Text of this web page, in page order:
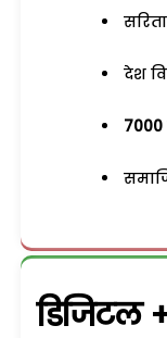
देश
7000
डिजिटल